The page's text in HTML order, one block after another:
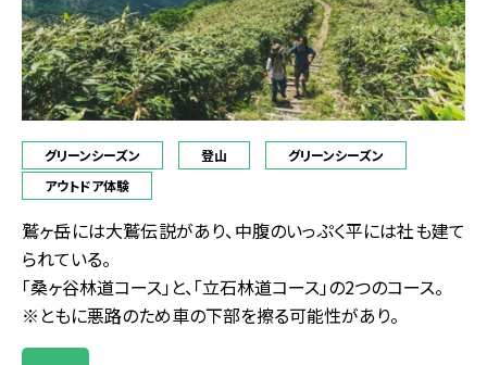
グリーンシーズン 登山
グリーンシーズン
アウトドア体験
鷲ヶ岳には大鷲伝説があり、中腹のいっぷく平には社も建て
られている。
「桑ヶ谷林道コース」と、「立石林道コース」の2つのコース。
※ともに悪路のため車の下部を擦る可能性があり。